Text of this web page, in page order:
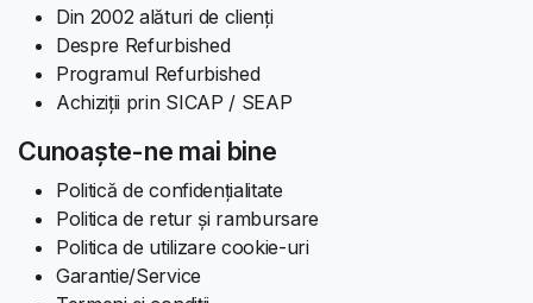
Din 2002 alături de clienți
Despre Refurbished
Programul Refurbished
Achiziții prin SICAP / SEAP
Cunoaște-ne mai bine
Politică de confidențialitate
Politica de retur și rambursare
Politica de utilizare cookie-uri
Garantie/Service